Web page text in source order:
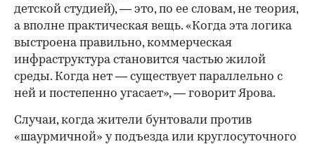
детской студией), — это, по ее словам, не теория,
а вполне практическая вещь. «Когда эта логика
выстроена правильно, коммерческая
инфраструктура становится частью жилой
среды. Когда нет — существует параллельно с
ней и постепенно угасает», — говорит Ярова.
Случаи, когда жители бунтовали против
«шаурмичной» у подъезда или круглосуточного